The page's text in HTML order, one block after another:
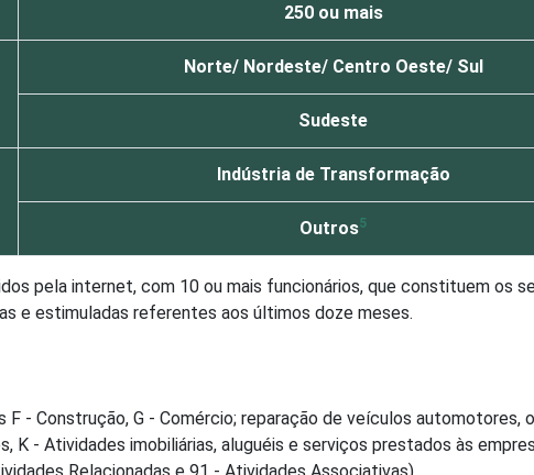
250 ou mais
Norte/ Nordeste/ Centro Oeste/ Sul
Sudeste
Indústria de Transformação
Outros5
pela internet, com 10 ou mais funcionários, que constituem os
e estimuladas referentes aos últimos doze meses.
- Construção, G - Comércio; reparação de veículos
K - Atividades imobiliárias, aluguéis e serviços prestados às